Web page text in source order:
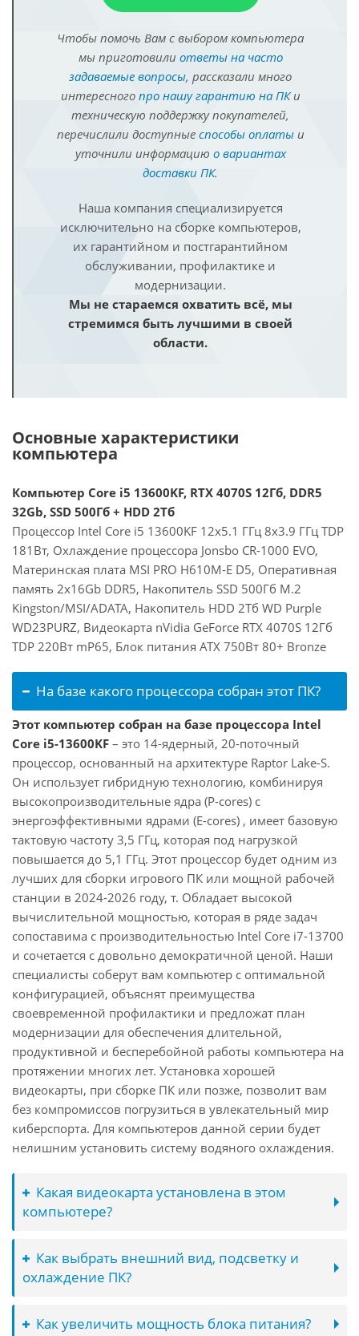
Чтобы помочь Вам с выбором компьютера
мы приготовили ответы на часто
задаваемые вопросы, рассказали много
интересного про нашу гарантию на ПКи
техническую поддержку покупателей,
перечислили доступные способы оплатыи
уточнили информацию о вариантах
доставки ПК.
Наша компания специализируется
исключительно на сборке компьютеров,
их гарантийном и постгарантийном
обслуживании, профилактике и
модернизации.
Мы не стараемся охватить всё, мы
стремимся быть лучшими в своей
области.
Основные характеристики
компьютера
Компьютер Core i5 13600KF, RTX 4070S 12Гб, DDR5
32Gb, SSD 500Гб + HDD 2Тб
Процессор Intel Core i5 13600KF 12x5.1 ГГц 8x3.9 ГГц TDP
181Вт, Охлаждение процессора Jonsbo CR-1000 EVO,
Материнская плата MSI PRO H610M-E D5, Оперативная
память 2x16Gb DDR5, Накопитель SSD 500Гб M.2
Kingston/MSI/ADATA, Накопитель HDD 2Тб WD Purple
WD23PURZ, Видеокарта nVidia GeForce RTX 4070S 12Гб
TDP 220Вт mP65, Блок питания ATX 750Вт 80+ Bronze
На базе какого процессора собран этот ПК?
Этот компьютер собран на базе процессора Intel
Core i5-13600KF – это 14-ядерный, 20-поточный
процессор, основанный на архитектуре Raptor Lake-S.
Он использует гибридную технологию, комбинируя
высокопроизводительные ядра (P-cores) с
энергоэффективными ядрами (E-cores) , имеет базовую
тактовую частоту 3,5 ГГц, которая под нагрузкой
повышается до 5,1 ГГц. Этот процессор будет одним из
лучших для сборки игрового ПК или мощной рабочей
станции в 2024-2026 году, т. Обладает высокой
вычислительной мощностью, которая в ряде задач
сопоставима с производительностью Intel Core i7-13700
и сочетается с довольно демократичной ценой. Наши
специалисты соберут вам компьютер с оптимальной
конфигурацией, объяснят преимущества
своевременной профилактики и предложат план
модернизации для обеспечения длительной,
продуктивной и бесперебойной работы компьютера на
протяжении многих лет. Установка хорошей
видеокарты, при сборке ПК или позже, позволит вам
без компромиссов погрузиться в увлекательный мир
киберспорта. Для компьютеров данной серии будет
нелишним установить систему водяного охлаждения.
Какая видеокарта установлена в этом
компьютере?
Как выбрать внешний вид, подсветку и
охлаждение ПК?
Как увеличить мощность блока питания?